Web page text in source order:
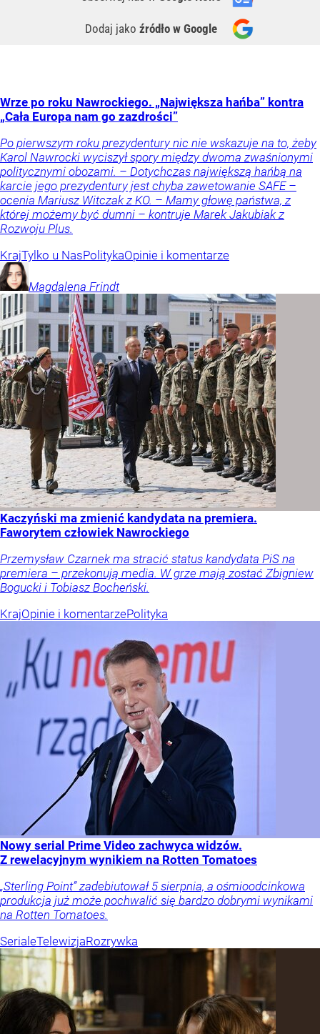
Dodaj jako źródło w Google
Wrze po roku Nawrockiego. „Największa hańba” kontra
„Cała Europa nam go zazdrości”
Po pierwszym roku prezydentury nic nie wskazuje na to, żeby
Karol Nawrocki wyciszył spory między dwoma zwaśnionymi
politycznymi obozami. – Dotychczas największą hańbą na
karcie jego prezydentury jest chyba zawetowanie SAFE –
ocenia Mariusz Witczak z KO. – Mamy głowę państwa, z
której możemy być dumni – kontruje Marek Jakubiak z
Rozwoju Plus.
KrajTylko u NasPolitykaOpinie i komentarze
Magdalena Frindt
Kaczyński ma zmienić kandydata na premiera.
Faworytem człowiek Nawrockiego
Przemysław Czarnek ma stracić status kandydata PiS na
premiera – przekonują media. W grze mają zostać Zbigniew
Bogucki i Tobiasz Bocheński.
KrajOpinie i komentarzePolityka
Nowy serial Prime Video zachwyca widzów.
Z rewelacyjnym wynikiem na Rotten Tomatoes
„Sterling Point” zadebiutował 5 sierpnia, a ośmioodcinkowa
produkcja już może pochwalić się bardzo dobrymi wynikami
na Rotten Tomatoes.
SerialeTelewizjaRozrywka